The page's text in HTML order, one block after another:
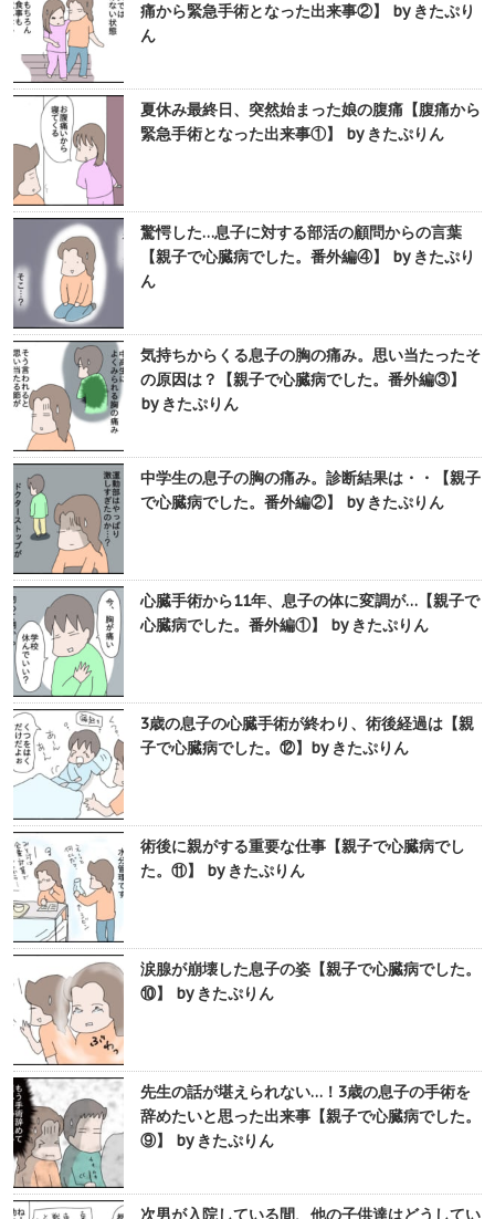
痛から緊急手術となった出来事②】 by きたぷり
ん
夏休み最終日、突然始まった娘の腹痛【腹痛から
緊急手術となった出来事①】 by きたぷりん
驚愕した…息子に対する部活の顧問からの言葉
【親子で心臓病でした。番外編④】 by きたぷり
ん
気持ちからくる息子の胸の痛み。思い当たったそ
の原因は？【親子で心臓病でした。番外編③】
by きたぷりん
中学生の息子の胸の痛み。診断結果は・・【親子
で心臓病でした。番外編②】 by きたぷりん
心臓手術から11年、息子の体に変調が…【親子で
心臓病でした。番外編①】 by きたぷりん
3歳の息子の心臓手術が終わり、術後経過は【親
子で心臓病でした。⑫】by きたぷりん
術後に親がする重要な仕事【親子で心臓病でし
た。⑪】 by きたぷりん
涙腺が崩壊した息子の姿【親子で心臓病でした。
⑩】 by きたぷりん
先生の話が堪えられない…！3歳の息子の手術を
辞めたいと思った出来事【親子で心臓病でした。
⑨】 by きたぷりん
次男が入院している間、他の子供達はどうしてい